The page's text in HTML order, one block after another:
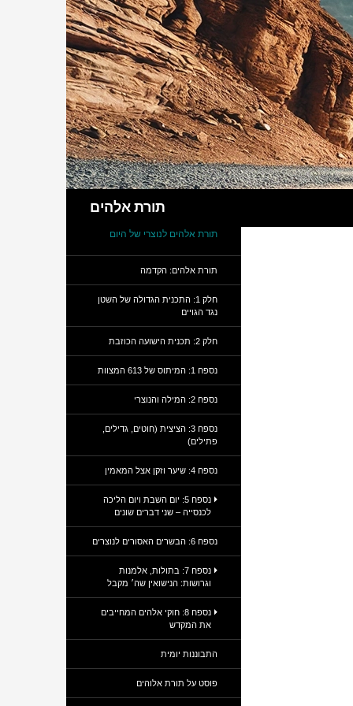
תורת אלהים
תורת אלהים לנוצרי של היום
תורת אלהים: הקדמה
חלק 1: התכנית הגדולה של השטן
נגד הגויים
חלק 2: תכנית הישועה הכוזבת
נספח 1: המיתוס של 613 המצוות
נספח 2: המילה והנוצרי
נספח 3: הציצית (חוטים, גדילים,
פתילים)
נספח 4: שיער וזקן אצל המאמין
נספח 5: יום השבת ויום הליכה
לכנסייה – שני דברים שונים
נספח 6: הבשרים האסורים לנוצרים
נספח 7: בתולות, אלמנות
וגרושות: הנישואין שה׳ מקבל
נספח 8: חוקי אלהים המחייבים
את המקדש
התבוננות יומית
פוסט על תורת אלוהים